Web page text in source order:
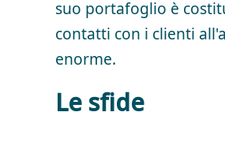
suo portafoglio è
contatti con i clienti
enorme.
Le sfide